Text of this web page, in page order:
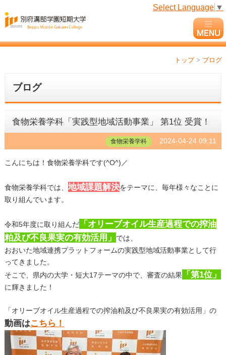
Select Language ▼
トップ > ブログ
ブログ
食物栄養学科「実践型地域活動事業」 第1位 受賞！
食物栄養学科 2024-04-24 09:11
こんにちは！食物栄養学科です(^O^)／
食物栄養学科では、 地域課題解決をテーマに、毎年様々なことに
取り組んでいます。
令和5年度に取り組んだ「オリーブオイル生産過程での搾油
粕及び不良果実の有効活用」
では、
おおいた地域連携プラットフォームの実践型地域活動事業として行
ってきました。
そこで、県内の大学・短大17テーマの中で、審査の結果「第1位」
に輝きました！
「オリーブオイル生産過程での搾油粕及び不良果実の有効活用」の
動画はこちら！